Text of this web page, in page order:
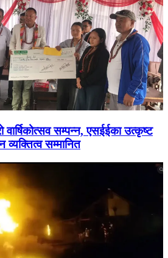
वार्षिकोत्सव सम्पन्न, एसईईका उत्कृष्ट
व्यक्तित्व सम्मानित